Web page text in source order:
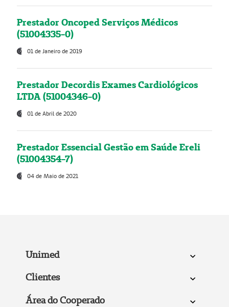
Prestador Oncoped Serviços Médicos
(51004335-0)
01 de Janeiro de 2019
Prestador Decordis Exames Cardiológicos
LTDA (51004346-0)
01 de Abril de 2020
Prestador Essencial Gestão em Saúde Ereli
(51004354-7)
04 de Maio de 2021
Unimed
Clientes
Área do Cooperado